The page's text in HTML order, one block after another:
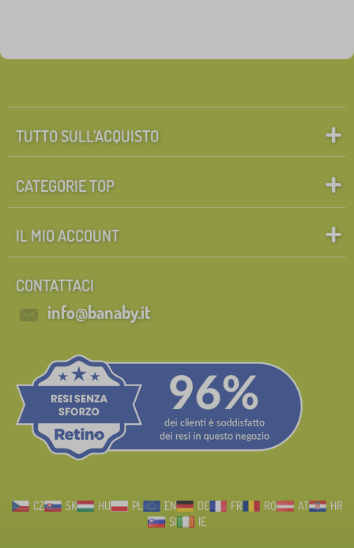
TUTTO SULL’ACQUISTO
CATEGORIE TOP
IL MIO ACCOUNT
CONTATTACI
info@banaby.it
CZ SK HU PL EN DE FR RO AT
HR
SI
IE